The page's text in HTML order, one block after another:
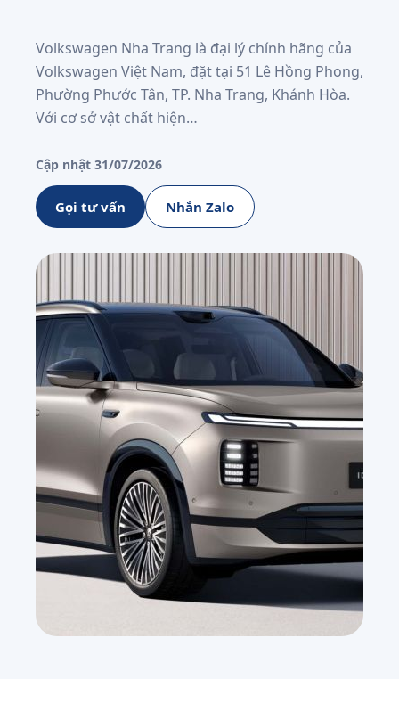
Volkswagen Nha Trang là đại lý chính hãng của
Volkswagen Việt Nam, đặt tại 51 Lê Hồng Phong,
Phường Phước Tân, TP. Nha Trang, Khánh Hòa.
Với cơ sở vật chất hiện…
Cập nhật 31/07/2026
Gọi tư vấn Nhắn Zalo